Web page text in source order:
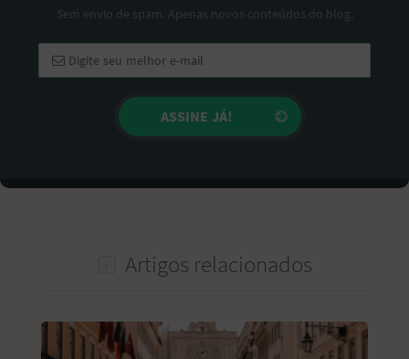
Sem envio de spam. Apenas novos conteúdos do blog.
Artigos relacionados